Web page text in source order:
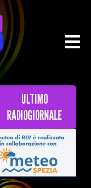
ULTIMO
RADIOGIORNALE